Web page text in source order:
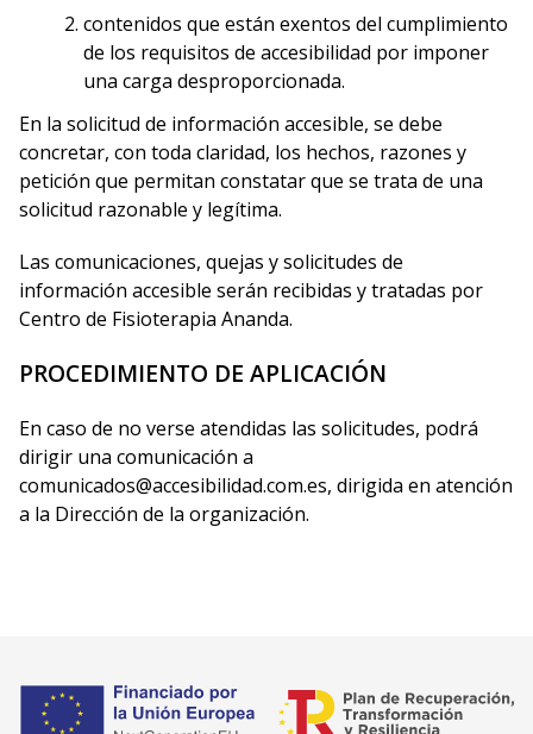
contenidos que están exentos del cumplimiento
de los requisitos de accesibilidad por imponer
una carga desproporcionada.
En la solicitud de información accesible, se debe
concretar, con toda claridad, los hechos, razones y
petición que permitan constatar que se trata de una
solicitud razonable y legítima.
Las comunicaciones, quejas y solicitudes de
información accesible serán recibidas y tratadas por
Centro de Fisioterapia Ananda.
PROCEDIMIENTO DE APLICACIÓN
En caso de no verse atendidas las solicitudes, podrá
dirigir una comunicación a
comunicados@accesibilidad.com.es, dirigida en atención
a la Dirección de la organización.